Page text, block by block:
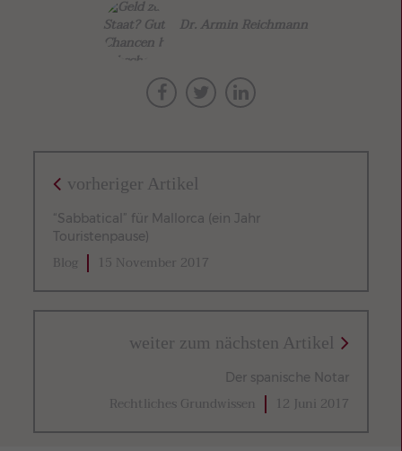
Dr. Armin Reichmann
vorheriger Artikel
“Sabbatical” für Mallorca (ein Jahr
Touristenpause)
Blog 15 November 2017
weiter zum nächsten Artikel
Der spanische Notar
Rechtliches Grundwissen 12 Juni 2017